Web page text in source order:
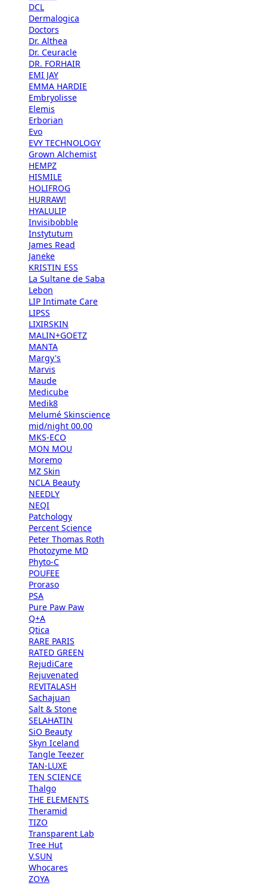
DCL
Dermalogica
Doctors
Dr. Althea
Dr. Ceuracle
DR. FORHAIR
EMI JAY
EMMA HARDIE
Embryolisse
Elemis
Erborian
Evo
EVY TECHNOLOGY
Grown Alchemist
HEMPZ
HISMILE
HOLIFROG
HURRAW!
HYALULIP
Invisibobble
Instytutum
James Read
Janeke
KRISTIN ESS
La Sultane de Saba
Lebon
LIP Intimate Care
LIPSS
LIXIRSKIN
MALIN+GOETZ
MANTA
Margy's
Marvis
Maude
Medicube
Medik8
Melumé Skinscience
mid/night 00.00
MKS-ECO
MON MOU
Moremo
MZ Skin
NCLA Beauty
NEEDLY
NEQI
Patchology
Percent Science
Peter Thomas Roth
Photozyme MD
Phyto-C
POUFEE
Proraso
PSA
Pure Paw Paw
Q+A
Qtica
RARE PARIS
RATED GREEN
RejudiCare
Rejuvenated
REVITALASH
Sachajuan
Salt & Stone
SELAHATIN
SiO Beauty
Skyn Iceland
Tangle Teezer
TAN-LUXE
TEN SCIENCE
Thalgo
THE ELEMENTS
Theramid
TIZO
Transparent Lab
Tree Hut
V.SUN
Whocares
ZOYA